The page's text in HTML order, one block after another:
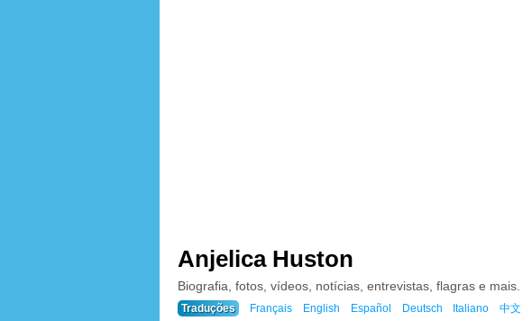
Anjelica Huston
Biografia, fotos, vídeos, notícias, entrevistas, flagras e mais.
Traduções Français English Español Deutsch Italiano 中文